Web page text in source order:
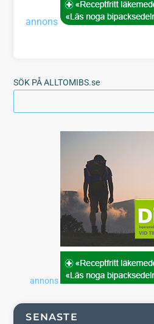
annons
SÖK PÅ ALLTOMIBS.se
annons
SENASTE